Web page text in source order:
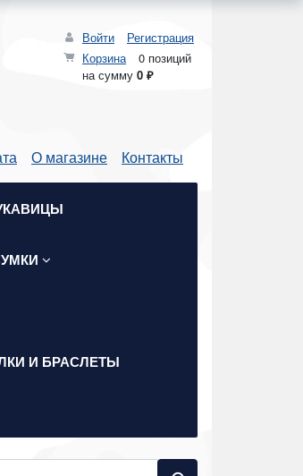
Войти
Регистрация
Корзина
0 позиций
на сумму 0 ₽
О магазине Контакты
И БРАСЛЕТЫ